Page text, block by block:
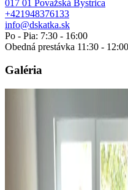
017 01 Považská Bystrica
+421948376133
info@dskatka.sk
Po - Pia: 7:30 - 16:00
Obedná prestávka 11:30 - 12:00
Galéria